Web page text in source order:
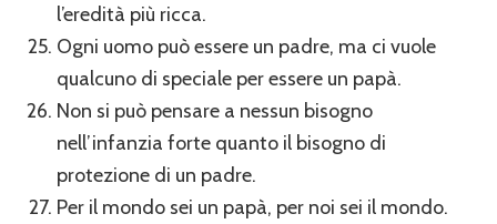
l’eredità più ricca.
Ogni uomo può essere un padre, ma ci vuole
qualcuno di speciale per essere un papà.
Non si può pensare a nessun bisogno
nell’infanzia forte quanto il bisogno di
protezione di un padre.
Per il mondo sei un papà, per noi sei il mondo.